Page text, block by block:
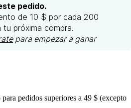
pedido.
de 10 $ por cada 200
próxima compra.
para empezar a ganar
pedidos superiores a 49 $ (excepto